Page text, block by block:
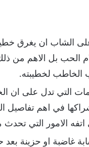
الشاب ان يغرق
الحب بل الاهم من
الخاطب لخطيبته.
التي تدل على ان
في اهم تفاصيل
الامور التي تحدث
غاضبة او حزينة